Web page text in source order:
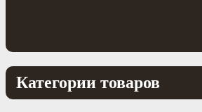
Категории товаров